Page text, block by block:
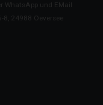
WhatsApp und EMail
24988 Oeversee